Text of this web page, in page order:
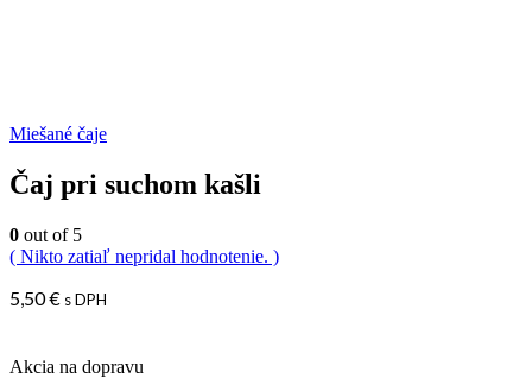
Miešané čaje
Čaj pri suchom kašli
0 out of 5
( Nikto zatiaľ nepridal hodnotenie. )
5,50€ s DPH
Akcia na dopravu